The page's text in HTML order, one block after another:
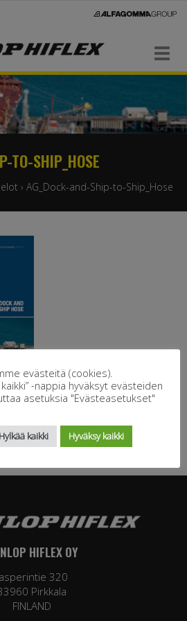
Navigaatio
TO-SHIP_HOSE
› AG_Dock-and-Ship-to-Ship_Hose
HIFLEX OY
320
Pirkkala
FINLAND
evästeitä (cookies).
kaikki” -nappia hyväksyt evästeiden
asetuksia "Evästeasetukset"
Hylkää kaikki Hyväksy kaikki